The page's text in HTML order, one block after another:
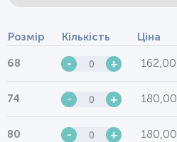
Розмір Кількість Ціна
68 - + 162,00
74 - + 180,00
80 - + 180,00